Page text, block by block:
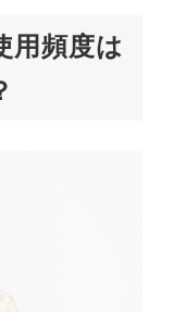
用頻度は